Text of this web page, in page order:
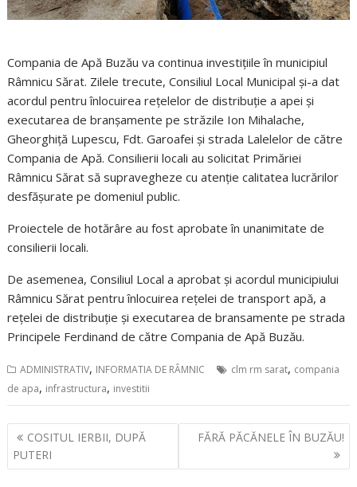
Compania de Apă Buzău va continua investițiile în municipiul
Râmnicu Sărat. Zilele trecute, Consiliul Local Municipal și-a dat
acordul pentru înlocuirea rețelelor de distribuție a apei și
executarea de branșamente pe străzile Ion Mihalache,
Gheorghiță Lupescu, Fdt. Garoafei și strada Lalelelor de către
Compania de Apă. Consilierii locali au solicitat Primăriei
Râmnicu Sărat să supravegheze cu atenție calitatea lucrărilor
desfășurate pe domeniul public.
Proiectele de hotărâre au fost aprobate în unanimitate de
consilierii locali.
De asemenea, Consiliul Local a aprobat și acordul municipiului
Râmnicu Sărat pentru înlocuirea rețelei de transport apă, a
rețelei de distribuție și executarea de bransamente pe strada
Principele Ferdinand de către Compania de Apă Buzău.
ADMINISTRATIV, INFORMATIA DE RÂMNIC clm rm sarat, compania
de apa, infrastructura, investitii
Navigare
în
articole
COSITUL IERBII, DUPĂ
PUTERI
FĂRĂ PĂCĂNELE ÎN BUZĂU!